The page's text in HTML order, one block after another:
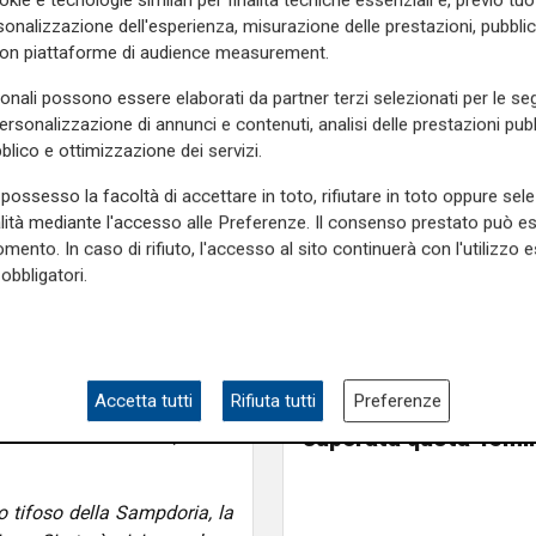
aiutare a superare
è stata comunque
24 ore su 24 per portare
futuro è il Cittadella,
che le cose non vanno
è indecifrabile, non ci
dai giocatori. Il
ha carisma, vediamo
non finiscono mai, anche
tifoso della Sampdoria, la
Sampdoria,
abbonamenti a
superata quota
dell'esperienza, misurazione delle prestazioni,
piattaforme di audience measurement.
possono essere elaborati da partner terzi selezionati per le
di annunci e contenuti, analisi delle prestazioni
e ottimizzazione dei servizi.
la facoltà di accettare in toto, rifiutare in toto oppure
mediante l'accesso alle Preferenze. Il consenso prestato può
In caso di rifiuto, l'accesso al sito continuerà con l'utilizzo
Accetta tutti Rifiuta tutti Preferenze